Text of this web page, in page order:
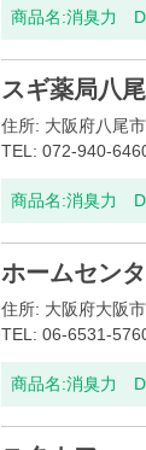
商品名:消臭力
スギ薬局八
住所: 大阪府八尾
TEL: 072-940-
商品名:消臭力
ホームセン
住所: 大阪府大阪
TEL: 06-6531-
商品名:消臭力